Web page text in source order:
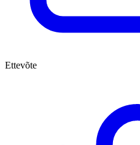
Ettevõte